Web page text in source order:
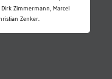
Zimmermann, Marcel
Zenker.